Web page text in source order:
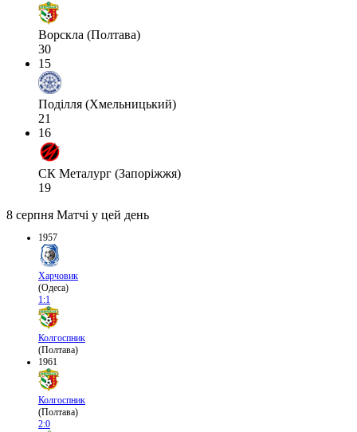
Ворскла (Полтава)
30
15
Поділля (Хмельницький)
21
16
СК Металург (Запоріжжя)
19
8 серпня Матчі у цей день
1957
Харчовик
(Одеса)
1:1
Колгоспник
(Полтава)
1961
Колгоспник
(Полтава)
2:0